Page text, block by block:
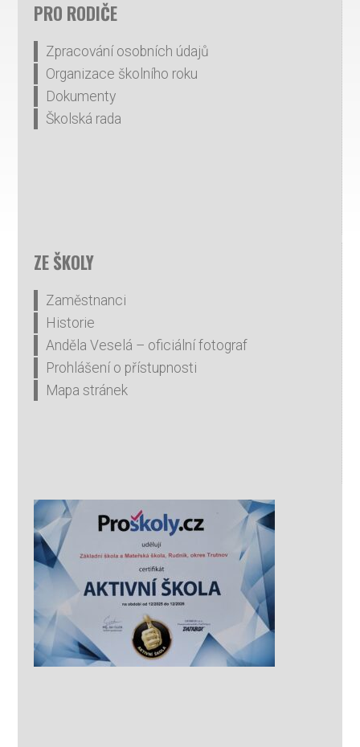
PRO RODIČE
Zpracování osobních údajů
Organizace školního roku
Dokumenty
Školská rada
ZE ŠKOLY
Zaměstnanci
Historie
Anděla Veselá – oficiální fotograf
Prohlášení o přístupnosti
Mapa stránek